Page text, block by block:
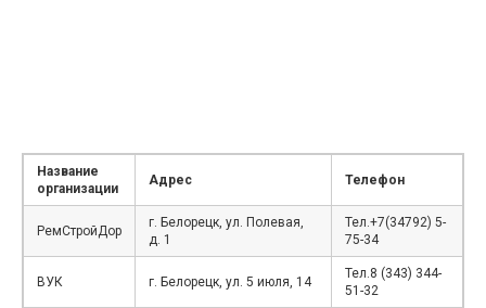
Название
организации
Адрес Телефон
РемСтройДор
г. Белорецк, ул. Полевая,
д. 1
Тел.+7(34792) 5-
75-34
ВУК г. Белорецк, ул. 5 июля, 14
Тел.8 (343) 344-
51-32